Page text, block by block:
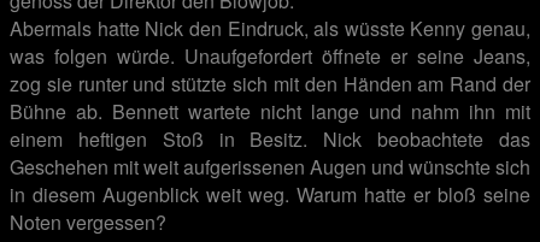
Abermals hatte Nick den Eindruck, als wüsste Kenny genau,
was folgen würde. Unaufgefordert öffnete er seine Jeans,
zog sie runter und stützte sich mit den Händen am Rand der
Bühne ab. Bennett wartete nicht lange und nahm ihn mit
einem heftigen Stoß in Besitz. Nick beobachtete das
Geschehen mit weit aufgerissenen Augen und wünschte sich
in diesem Augenblick weit weg. Warum hatte er bloß seine
Noten vergessen?